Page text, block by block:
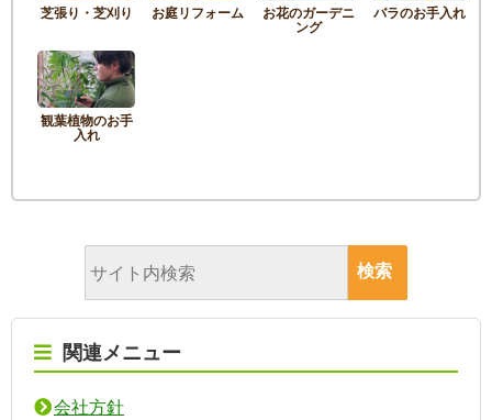
芝張り・芝刈り お庭リフォーム お花のガーデニ
ング
バラのお手入れ
観葉植物のお手
入れ
関連メニュー
会社方針